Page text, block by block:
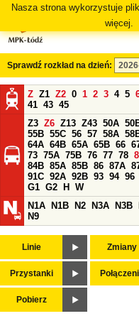
Nasza strona wykorzystuje
więcej.
Sprawdź rozkład na dzień:
Z Z1 Z2 0 1 2 3 4 5
41 43 45
Z3 Z6 Z13 Z43 50A
55B 55C 56 57 58A
64A 64B 65A 65B 66
73 75A 75B 76 77 78
84B 85A 85B 86 87A
91C 92A 92B 93 94 96
G1 G2 H
W
N1A
N1B N2 N3A N3B
N9
Linie Zmiany
Przystanki
Pobierz